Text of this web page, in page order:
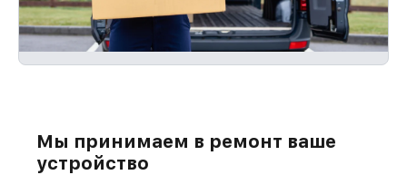
Мы принимаем в ремонт ваше
устройство